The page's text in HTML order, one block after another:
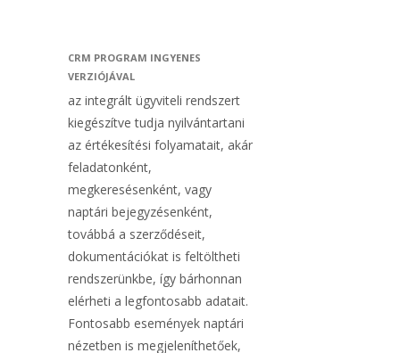
CRM PROGRAM INGYENES
VERZIÓJÁVAL
az integrált ügyviteli rendszert
kiegészítve tudja nyilvántartani
az értékesítési folyamatait, akár
feladatonként,
megkeresésenként, vagy
naptári bejegyzésenként,
továbbá a szerződéseit,
dokumentációkat is feltöltheti
rendszerünkbe, így bárhonnan
elérheti a legfontosabb adatait.
Fontosabb események naptári
nézetben is megjeleníthetőek,